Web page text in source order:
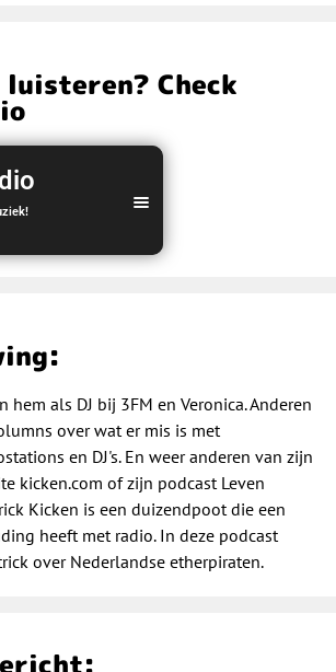
Check
hem als DJ bij 3FM en Veronica. Anderen
over wat er mis is met
en DJ's. En weer anderen van zijn
kicken.com of zijn podcast Leven
Kicken is een duizendpoot die een
heeft met radio. In deze podcast
over Nederlandse etherpiraten.